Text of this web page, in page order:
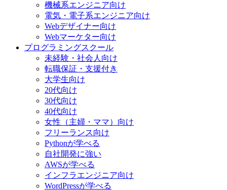
機械系エンジニア向け
電気・電子系エンジニア向け
Webデザイナー向け
Webマーケター向け
プログラミングスクール
未経験・社会人向け
転職保証・支援付き
大学生向け
20代向け
30代向け
40代向け
女性（主婦・ママ）向け
フリーランス向け
Pythonが学べる
自社開発に強い
AWSが学べる
インフラエンジニア向け
WordPressが学べる